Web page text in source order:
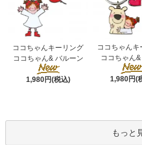
ココちゃんキーリング
ココちゃん& バルーン
1,980円(税込)
ココちゃんキ
ココちゃん
1,980円(
もっと